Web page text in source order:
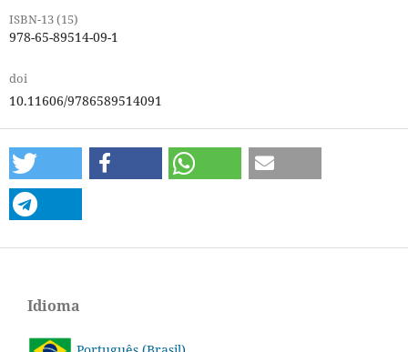
ISBN-13 (15)
978-65-89514-09-1
doi
10.11606/9786589514091
Idioma